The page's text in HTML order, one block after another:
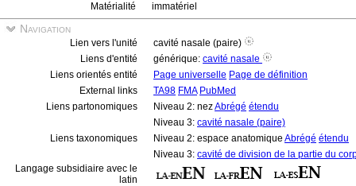
Matérialité
immatériel
Navigation
Lien vers l'unité
cavité nasale (paire)
Liens d'entité
générique: cavité nasale
Liens orientés entité
Page universelle Page de définition
External links
TA98 FMA PubMed
Liens partonomiques
Niveau 2: nezAbrégé étendu
Niveau 3: cavité nasale (paire)
Liens taxonomiques
Niveau 2: espace anatomique Abrégé étendu
Niveau 3: cavité de division de la partie du
Langage subsidiaire avec le
latin